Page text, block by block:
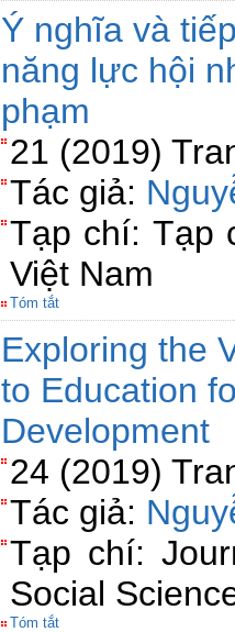
Ý nghĩa và
năng lực hội
phạm
21 (2019)
Tác giả:
Tạp chí: Tạp
Việt Nam
Tóm tắt
Exploring the
to Education
Development
24 (2019)
Tác giả:
Tạp chí:
Social
Tóm tắt